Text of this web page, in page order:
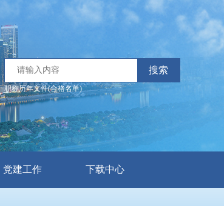
搜索
职称历年文件(合格名单)
党建工作 下载中心